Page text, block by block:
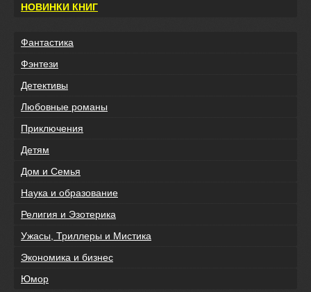
НОВИНКИ КНИГ
Фантастика
Фэнтези
Детективы
Любовные романы
Приключения
Детям
Дом и Семья
Наука и образование
Религия и Эзотерика
Ужасы, Триллеры и Мистика
Экономика и бизнес
Юмор